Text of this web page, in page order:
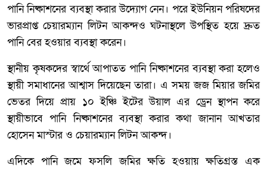
পানি নিষ্কাশনের ব্যবস্থা করার উদ্যোগ নেন। পরে ইউনিয়ন পরিষদের
ভারপ্রাপ্ত চেয়ারম্যান লিটন আকন্দও ঘটনাস্থলে উপস্থিত হয়ে দ্রুত
পানি বের হওয়ার ব্যবস্থা করেন।
স্থানীয় কৃষকদের স্বার্থে আপাতত পানি নিষ্কাশনের ব্যবস্থা করা হলেও
স্থায়ী সমাধানের আশ্বাস দিয়েছেন তারা। এ সময় জজ মিয়ার জমির
ভেতর দিয়ে প্রায় ১০ ইঞ্চি ইটের উয়াল এর ড্রেন স্থাপন করে
স্থায়ীভাবে পানি নিষ্কাশনের ব্যবস্থা করার কথা জানান আখতার
হোসেন মাস্টার ও চেয়ারম্যান লিটন আকন্দ।
এদিকে পানি জমে ফসলি জমির ক্ষতি হওয়ায় ক্ষতিগ্রস্ত এক